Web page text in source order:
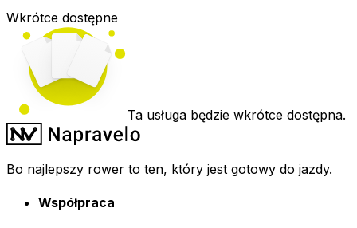
Wkrótce dostępne
Ta usługa będzie wkrótce dostępna.
Bo najlepszy rower to ten, który jest gotowy do jazdy.
Współpraca